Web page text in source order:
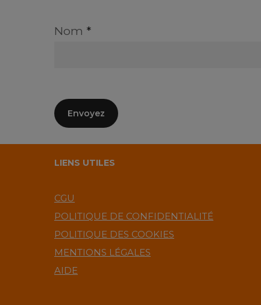
Nom *
LIENS UTILES
CGU
POLITIQUE DE CONFIDENTIALITÉ
POLITIQUE DES COOKIES
MENTIONS LÉGALES
AIDE